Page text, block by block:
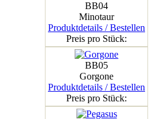
BB04
Minotaur
Produktdetails / Bestellen
Preis pro Stück:
BB05
Gorgone
Produktdetails / Bestellen
Preis pro Stück: